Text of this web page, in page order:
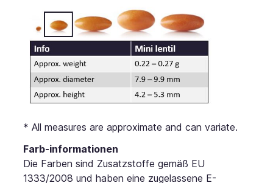
* All measures are approximate and can variate.
Farb-informationen
Die Farben sind Zusatzstoffe gemäß EU
1333/2008 und haben eine zugelassene E-